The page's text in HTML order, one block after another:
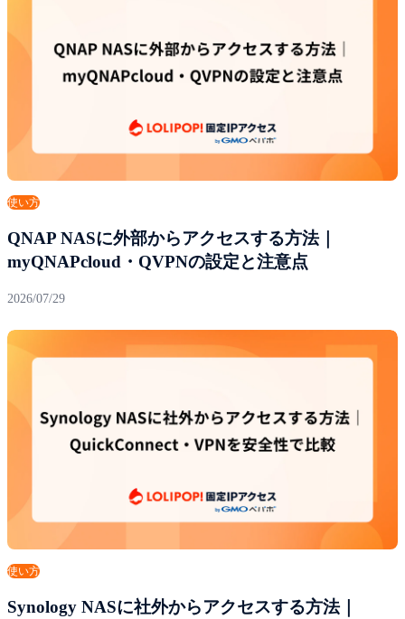
使い方
QNAP NASに外部からアクセスする方法｜
myQNAPcloud・QVPNの設定と注意点
2026/07/29
使い方
Synology NASに社外からアクセスする方法｜